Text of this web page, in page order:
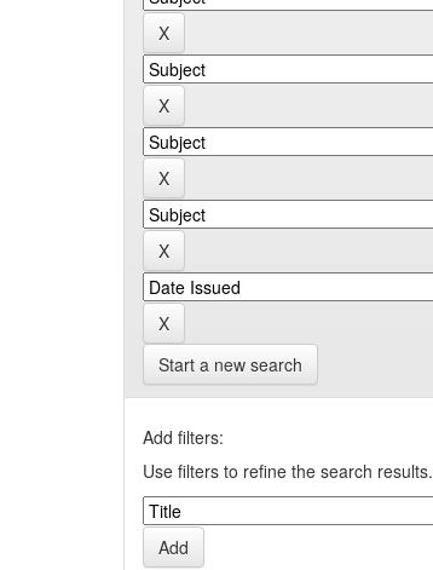
Start a new search
Add filters:
Use filters to refine the search results.